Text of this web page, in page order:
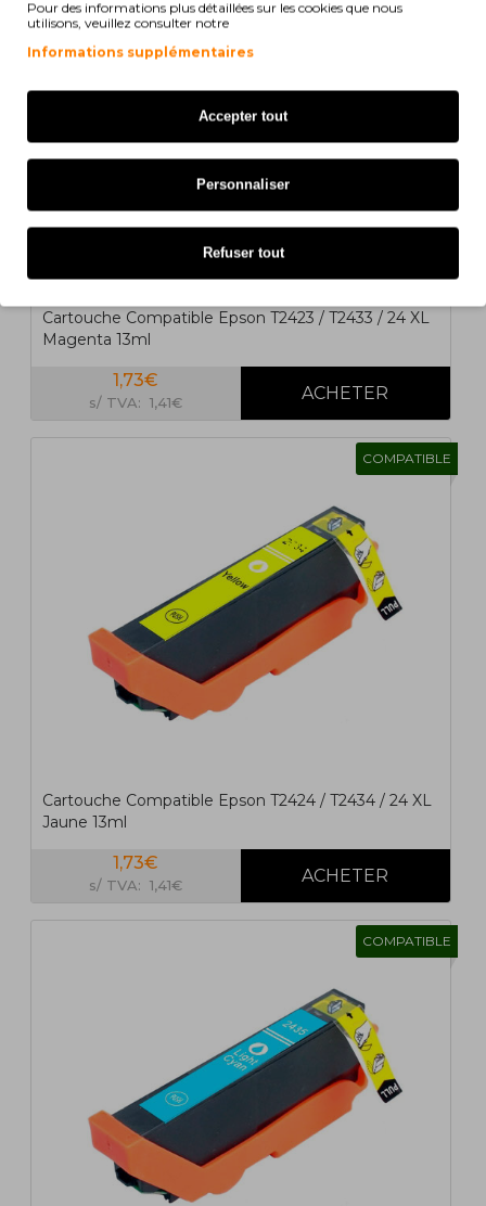
Cartouche Compatible Epson T2423 / T2433 / 24 XL
Magenta 13ml
1,73€
s/ TVA: 1,41€
COMPATIBLE
Cartouche Compatible Epson T2424 / T2434 / 24 XL
Jaune 13ml
1,73€
s/ TVA: 1,41€
COMPATIBLE
Pour des informations plus détaillées sur les cookies que nous
utilisons, veuillez consulter notre
Informations supplémentaires
Accepter tout
Personnaliser
Refuser tout